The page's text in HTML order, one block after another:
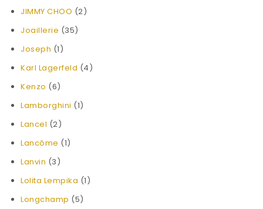
JIMMY CHOO (2)
Joaillerie (35)
Joseph (1)
Karl Lagerfeld (4)
Kenzo (6)
Lamborghini (1)
Lancel (2)
Lancôme (1)
Lanvin (3)
Lolita Lempika (1)
Longchamp (5)